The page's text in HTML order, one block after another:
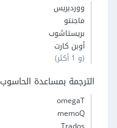
ووردبريس
ماجنتو
بريستاشوب
أوبن كارت
(و 1 أكثر)
الترجمة بمساعدة الحاسوب
omegaT
memoQ